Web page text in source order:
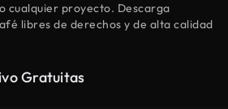
cualquier proyecto. Descarga
libres de derechos y de alta calidad
Gratuitas